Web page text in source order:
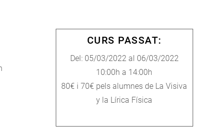
CURS PASSAT:
Del: 05/03/2022 al 06/03/2022
10:00h a 14:00h
80€ i 70€ pels alumnes de La Visiva
y la Lírica Física